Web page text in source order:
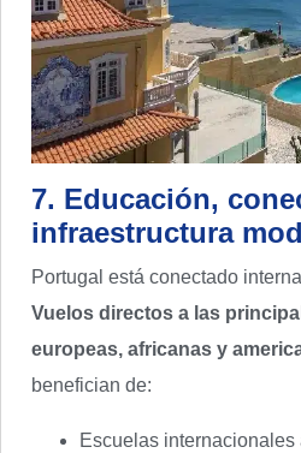
7. Educación,
infraestructura
Portugal está conectado
Vuelos directos a las
europeas, africanas y
benefician de:
Escuelas